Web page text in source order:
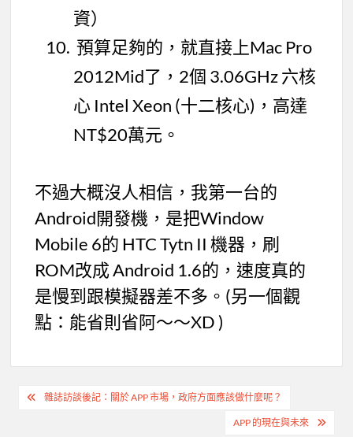
資）
預算足夠的，就直接上Mac Pro
2012Mid了，2個 3.06GHz 六核
心 Intel Xeon (十二核心)，高達
NT$20萬元。
不過大概沒人相信，我第一台的
Android開發機，是把Window
Mobile 6的 HTC Tytn II 機器，刷
ROM改成 Android 1.6的，速度真的
是慢到跟模擬器差不多。(另一個觀
點：能省則省阿～～XD )
文
雜誌訪談後記：關於 APP 市場，政府方面應該做什麼呢？
APP 的現在與未來